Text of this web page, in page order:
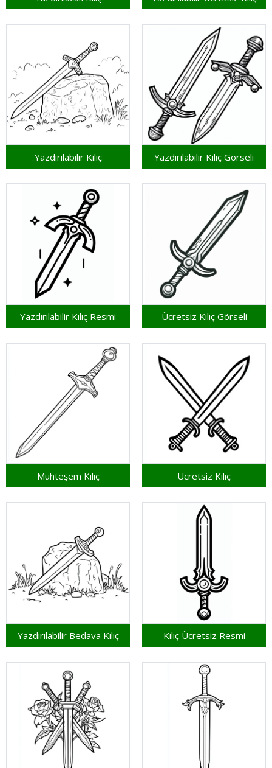
Yazdırılabilir Kılıç Yazdırılabilir Kılıç Görseli
Yazdırılabilir Kılıç Resmi Ücretsiz Kılıç Görseli
Muhteşem Kılıç Ücretsiz Kılıç
Yazdırılabilir Bedava Kılıç Kılıç Ücretsiz Resmi